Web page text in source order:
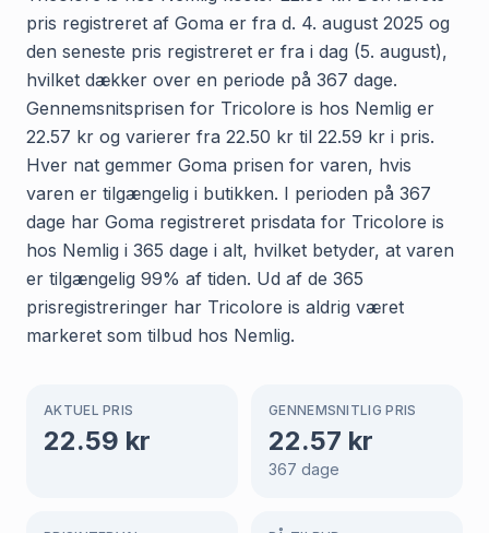
pris registreret af Goma er fra d. 4. august 2025 og
den seneste pris registreret er fra i dag (5. august),
hvilket dækker over en periode på 367 dage.
Gennemsnitsprisen for Tricolore is hos Nemlig er
22.57 kr og varierer fra 22.50 kr til 22.59 kr i pris.
Hver nat gemmer Goma prisen for varen, hvis
varen er tilgængelig i butikken. I perioden på 367
dage har Goma registreret prisdata for Tricolore is
hos Nemlig i 365 dage i alt, hvilket betyder, at varen
er tilgængelig 99% af tiden. Ud af de 365
prisregistreringer har Tricolore is aldrig været
markeret som tilbud hos Nemlig.
AKTUEL PRIS
22.59 kr
GENNEMSNITLIG PRIS
22.57 kr
367 dage